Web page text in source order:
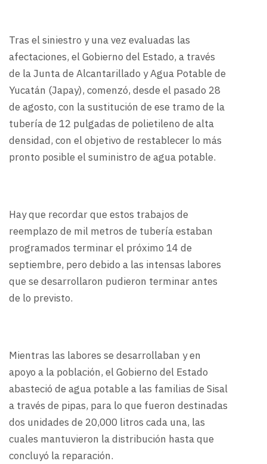
Tras el siniestro y una vez evaluadas las
afectaciones, el Gobierno del Estado, a través
de la Junta de Alcantarillado y Agua Potable de
Yucatán (Japay), comenzó, desde el pasado 28
de agosto, con la sustitución de ese tramo de la
tubería de 12 pulgadas de polietileno de alta
densidad, con el objetivo de restablecer lo más
pronto posible el suministro de agua potable.
Hay que recordar que estos trabajos de
reemplazo de mil metros de tubería estaban
programados terminar el próximo 14 de
septiembre, pero debido a las intensas labores
que se desarrollaron pudieron terminar antes
de lo previsto.
Mientras las labores se desarrollaban y en
apoyo a la población, el Gobierno del Estado
abasteció de agua potable a las familias de Sisal
a través de pipas, para lo que fueron destinadas
dos unidades de 20,000 litros cada una, las
cuales mantuvieron la distribución hasta que
concluyó la reparación.